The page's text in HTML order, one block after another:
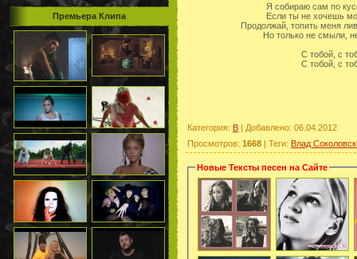
Премьера Клипа
Я собираю сам по
Если ты не хочешь
Продолжай, топить меня
Но только не смыли,
С тобой, с
С тобой, с
Категория: В Добавлено: 06.04.2012
Просмотров: 1668 Теги: Влад
Новые Тексты песен на Сайте